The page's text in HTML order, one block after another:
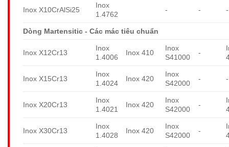
Inox X10CrAlSi25
Inox
1.4762
- - -
Dòng Martensitic - Các mác tiêu chuẩn
Inox X12Cr13
Inox
1.4006
Inox 410
Inox
S41000
-
Inox X15Cr13
Inox
1.4024
Inox 420
Inox
S42000
- -
Inox X20Cr13
Inox
1.4021
Inox 420
Inox
S42000
-
Inox X30Cr13
Inox
1.4028
Inox 420
Inox
S42000
-